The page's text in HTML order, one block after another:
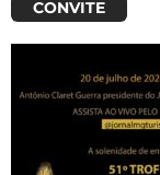
CONVITE